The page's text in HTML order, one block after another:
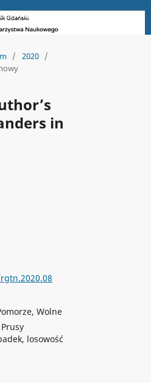
Naukowe
/ 2020 /
in
Wolne
losowość